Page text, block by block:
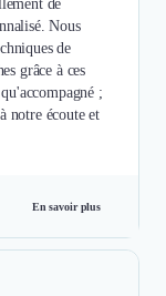
de
Nous
de
grâce à ces
;
notre écoute et
En savoir plus